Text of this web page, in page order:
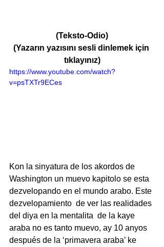
(Teksto-Odio)
(Yazarın yazısını sesli dinlemek için
tıklayınız)
https://www.youtube.com/watch?
v=psTXTr9ECes
Kon la sinyatura de los akordos de
Washington un muevo kapitolo se esta
dezvelopando en el mundo arabo. Este
dezvelopamiento  de ver las realidades
del diya en la mentalita  de la kaye
araba no es tanto muevo, ay 10 anyos
después de la ‘primavera araba’ ke